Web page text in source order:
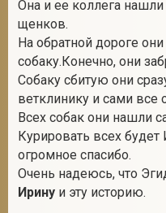
Она и ее коллега
щенков.
На обратной дороге
собаку.Конечно, они
Собаку сбитую они
ветклинику и сами все
Всех собак они нашли
Курировать всех будет
огромное спасибо.
Очень надеюсь, что
Ирину и эту историю.